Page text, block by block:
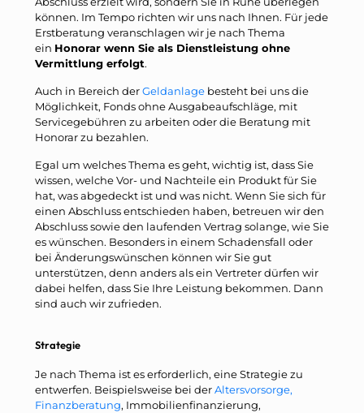
können. Im Tempo richten wir uns nach Ihnen. Für jede
Erstberatung veranschlagen wir je nach Thema
ein Honorar wenn Sie als Dienstleistung ohne
Vermittlung erfolgt.
Auch in Bereich derGeldanlage besteht bei uns die
Möglichkeit, Fonds ohne Ausgabeaufschläge, mit
Servicegebühren zu arbeiten oder die Beratung mit
Honorar zu bezahlen.
Egal um welches Thema es geht, wichtig ist, dass Sie
wissen, welche Vor- und Nachteile ein Produkt für Sie
hat, was abgedeckt ist und was nicht. Wenn Sie sich für
einen Abschluss entschieden haben, betreuen wir den
Abschluss sowie den laufenden Vertrag solange, wie Sie
es wünschen. Besonders in einem Schadensfall oder
bei Änderungswünschen können wir Sie gut
unterstützen, denn anders als ein Vertreter dürfen wir
dabei helfen, dass Sie Ihre Leistung bekommen. Dann
sind auch wir zufrieden.
Strategie
Je nach Thema ist es erforderlich, eine Strategie zu
entwerfen. Beispielsweise bei derAltersvorsorge,
Finanzberatung, Immobilienfinanzierung,